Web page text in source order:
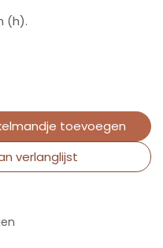
(h).
toevoegen
verlanglijst